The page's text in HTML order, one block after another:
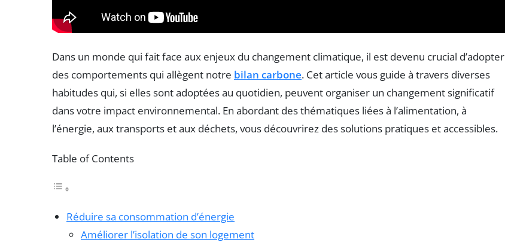
Dans un monde qui fait face aux enjeux du changement climatique, il est devenu crucial d’adopter
des comportements qui allègent notre bilan carbone. Cet article vous guide à travers diverses
habitudes qui, si elles sont adoptées au quotidien, peuvent organiser un changement significatif
dans votre impact environnemental. En abordant des thématiques liées à l’alimentation, à
l’énergie, aux transports et aux déchets, vous découvrirez des solutions pratiques et accessibles.
Table of Contents
Réduire sa consommation d’énergie
Améliorer l’isolation de son logement